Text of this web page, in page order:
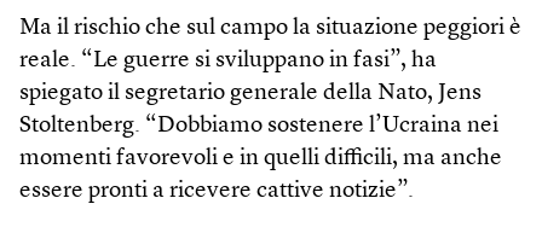
Ma il rischio che sul campo la situazione peggiori è
reale. “Le guerre si sviluppano in fasi”, ha
spiegato il segretario generale della Nato, Jens
Stoltenberg. “Dobbiamo sostenere l’Ucraina nei
momenti favorevoli e in quelli difficili, ma anche
essere pronti a ricevere cattive notizie”.